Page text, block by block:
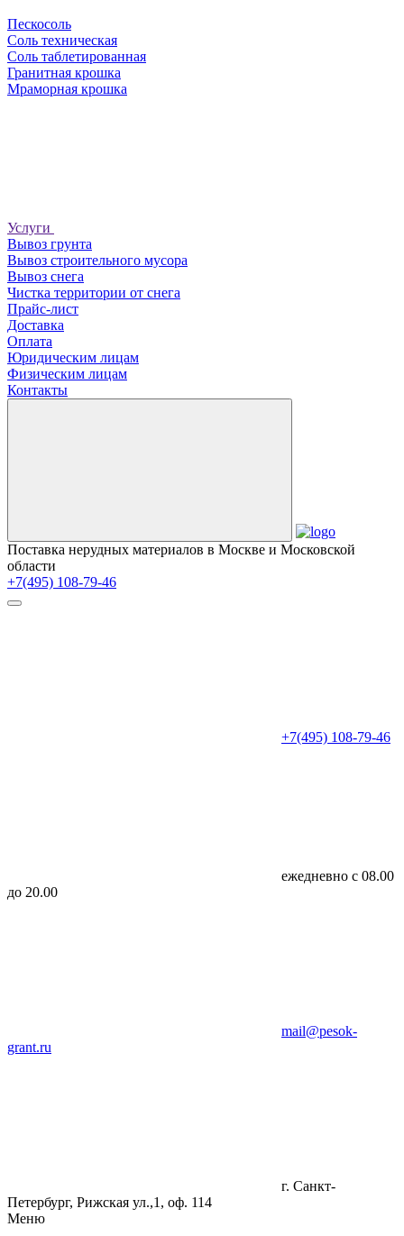
Пескосоль
Соль техническая
Соль таблетированная
Гранитная крошка
Мраморная крошка
Услуги
Вывоз грунта
Вывоз строительного мусора
Вывоз снега
Чистка территории от снега
Прайс-лист
Доставка
Оплата
Юридическим лицам
Физическим лицам
Контакты
Поставка нерудных материалов в Москве и Московской
области
+7(495) 108-79-46
+7(495) 108-79-46
ежедневно с 08.00
до 20.00
mail@pesok-
grant.ru
г. Санкт-
Петербург, Рижская ул.,1, оф. 114
Меню